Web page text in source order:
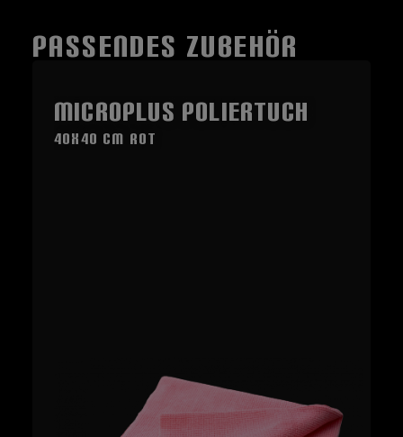
Produktgalerie überspringen
PASSENDES ZUBEHÖR
MicroPLUS Poliertuch
40x40 cm rot